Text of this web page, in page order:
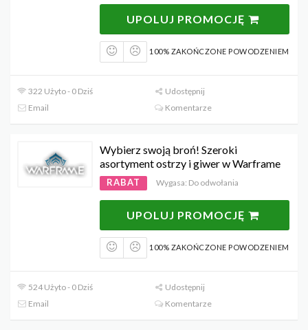
UPOLUJ PROMOCJĘ
100% ZAKOŃCZONE POWODZENIEM
322 Użyto - 0 Dziś
Udostępnij
Email
Komentarze
Wybierz swoją broń! Szeroki
asortyment ostrzy i giwer w Warframe
RABAT Wygasa: Do odwołania
UPOLUJ PROMOCJĘ
100% ZAKOŃCZONE POWODZENIEM
524 Użyto - 0 Dziś
Udostępnij
Email
Komentarze